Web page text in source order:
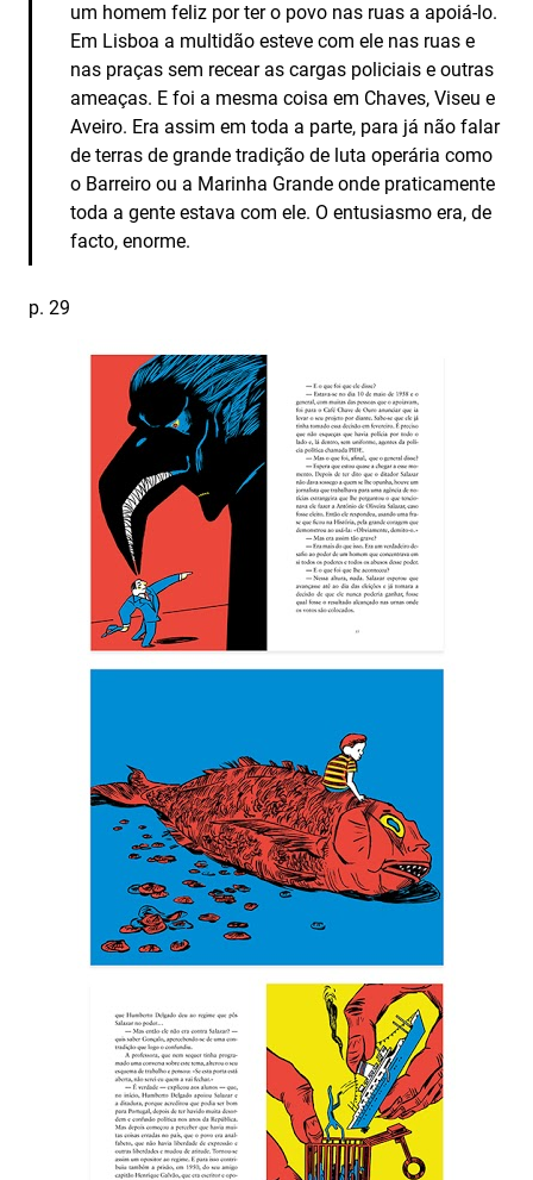
um homem feliz por ter o povo nas ruas a apoiá-lo.
Em Lisboa a multidão esteve com ele nas ruas e
nas praças sem recear as cargas policiais e outras
ameaças. E foi a mesma coisa em Chaves, Viseu e
Aveiro. Era assim em toda a parte, para já não falar
de terras de grande tradição de luta operária como
o Barreiro ou a Marinha Grande onde praticamente
toda a gente estava com ele. O entusiasmo era, de
facto, enorme.
p. 29